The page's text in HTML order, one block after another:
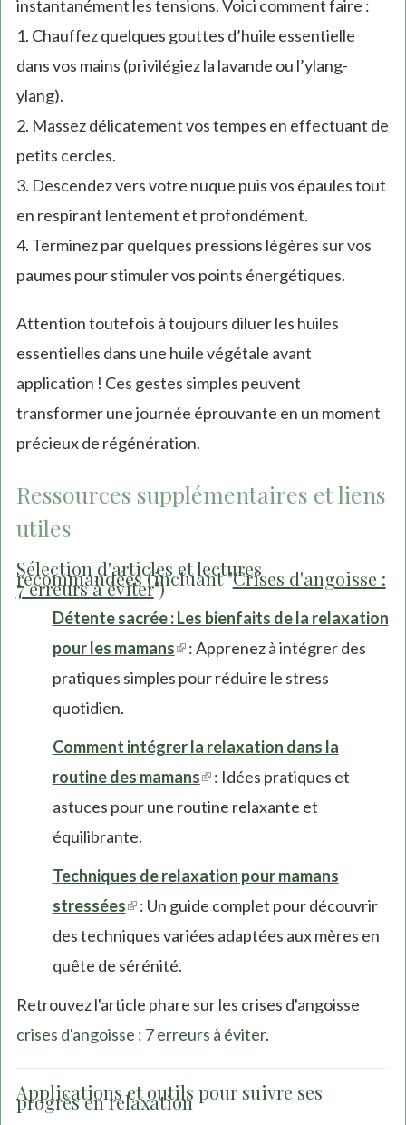
instantanément les tensions. Voici comment faire :
1. Chauffez quelques gouttes d’huile essentielle
dans vos mains (privilégiez la lavande ou l’ylang-
ylang).
2. Massez délicatement vos tempes en effectuant de
petits cercles.
3. Descendez vers votre nuque puis vos épaules tout
en respirant lentement et profondément.
4. Terminez par quelques pressions légères sur vos
paumes pour stimuler vos points énergétiques.
Attention toutefois à toujours diluer les huiles
essentielles dans une huile végétale avant
application ! Ces gestes simples peuvent
transformer une journée éprouvante en un moment
précieux de régénération.
Ressources supplémentaires et liens
utiles
Sélection d'articles et lectures
recommandées (incluant "Crises d'angoisse :
7 erreurs à éviter")
Détente sacrée : Les bienfaits de la relaxation
pour les mamans(link
is
: Apprenez à intégrer des
pratiques simples pour réduire le stress
quotidien.
Comment intégrer la relaxation dans la
routine des mamans(link
is
: Idées pratiques et
astuces pour une routine relaxante et
équilibrante.
Techniques de relaxation pour mamans
stressées(link
is
external)
: Un guide complet pour découvrir
des techniques variées adaptées aux mères en
quête de sérénité.
Retrouvez l'article phare sur les crises d'angoisse
crises d'angoisse : 7 erreurs à éviter.
Applications et outils pour suivre ses
progrès en relaxation